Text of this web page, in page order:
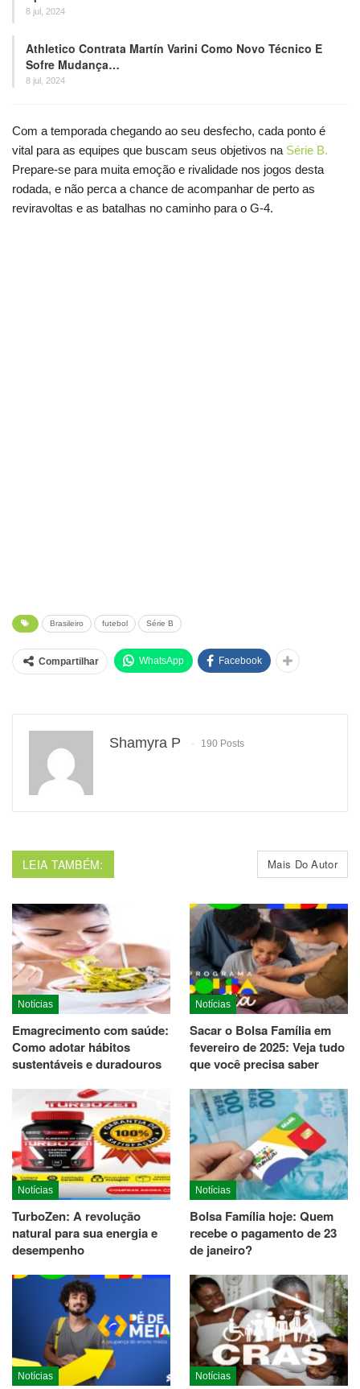
8 jul, 2024
Athletico Contrata Martín Varini Como Novo Técnico E
Sofre Mudança…
8 jul, 2024
Com a temporada chegando ao seu desfecho, cada ponto é
vital para as equipes que buscam seus objetivos na Série B.
Prepare-se para muita emoção e rivalidade nos jogos desta
rodada, e não perca a chance de acompanhar de perto as
reviravoltas e as batalhas no caminho para o G-4.
Brasileiro futebol Série B
Compartilhar WhatsApp Facebook
Shamyra P 190 Posts
LEIA TAMBÉM: Mais Do Autor
Notícias
Emagrecimento com saúde:
Como adotar hábitos
sustentáveis e duradouros
Notícias
Sacar o Bolsa Família em
fevereiro de 2025: Veja tudo
que você precisa saber
Notícias
TurboZen: A revolução
natural para sua energia e
desempenho
Notícias
Bolsa Família hoje: Quem
recebe o pagamento de 23
de janeiro?
Notícias Notícias